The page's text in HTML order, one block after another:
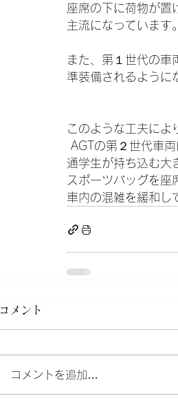
座席の下に荷物が置
主流になっています。
また、第１世代の車
準装備されるように
このような工夫によ
AGTの第２世代車両
通学生が持ち込む大
スポーツバッグを座
車内の混雑を緩和し
コメント
コメントを追加…